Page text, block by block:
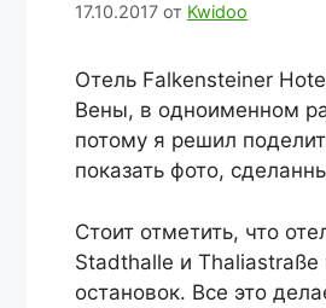
17.10.2017 от Kwidoo
Отель Falkensteiner
Вены, в одноименном
потому я решил
показать фото,
Стоит отметить, что
Stadthalle и
остановок. Все это